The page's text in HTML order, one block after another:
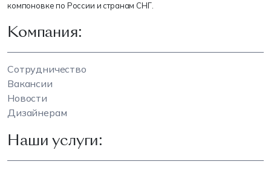
компоновке по России и странам СНГ.
Компания:
Сотрудничество
Вакансии
Новости
Дизайнерам
Наши услуги: